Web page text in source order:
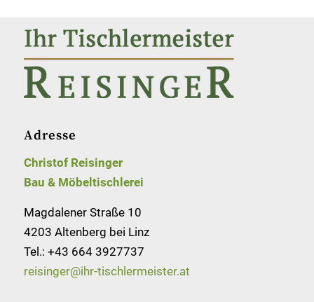
Adresse
Christof Reisinger
Bau & Möbeltischlerei
Magdalener Straße 10
4203 Altenberg bei Linz
Tel.: +43 664 3927737
reisinger@ihr-tischlermeister.at